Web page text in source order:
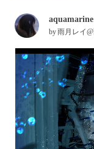
aquamarine
by雨月レイ